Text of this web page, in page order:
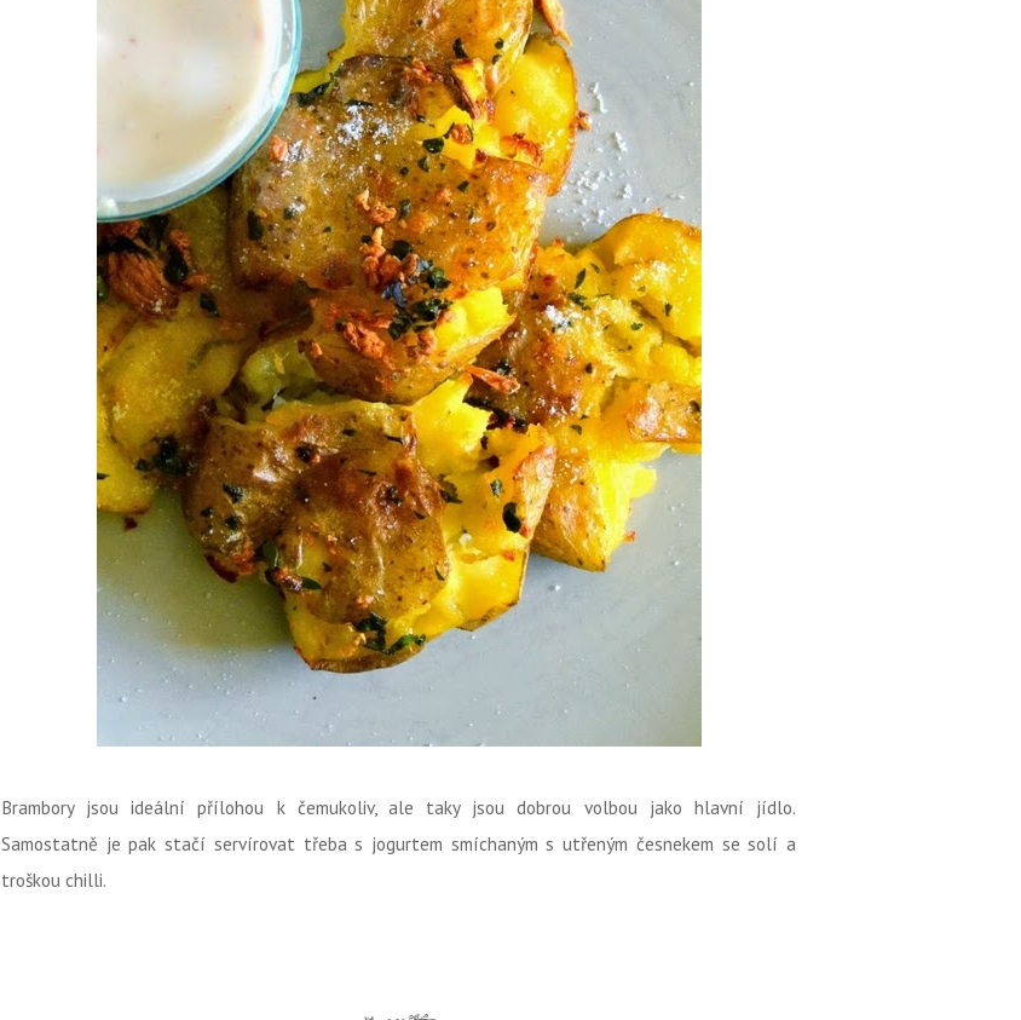
Brambory jsou ideální přílohou k čemukoliv, ale taky jsou dobrou volbou jako hlavní jídlo.
Samostatně je pak stačí servírovat třeba s jogurtem smíchaným s utřeným česnekem se solí a
troškou chilli.